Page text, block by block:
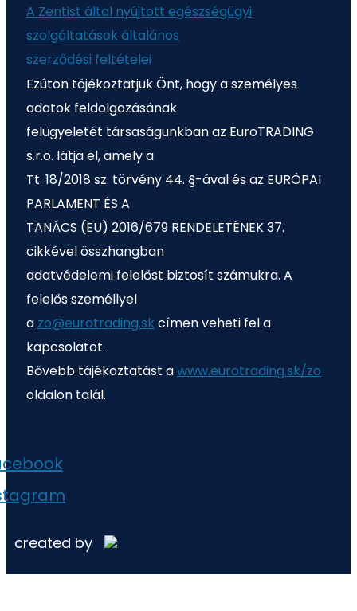
A Zentist által nyújtott egészségügyi
szolgáltatások általános
szerződési feltételei
Ezúton tájékoztatjuk Önt, hogy a személyes
adatok feldolgozásának
felügyeletét társaságunkban az EuroTRADING
s.r.o. látja el, amely a
Tt. 18/2018 sz. törvény 44. §-ával és az EURÓPAI
PARLAMENT ÉS A
TANÁCS (EU) 2016/679 RENDELETÉNEK 37.
cikkével összhangban
adatvédelemi felelőst biztosít számukra. A
felelős személlyel
a zo@eurotrading.sk címen veheti fel a
kapcsolatot.
Bővebb tájékoztatást awww.eurotrading.sk/zo
oldalon talál.
created by